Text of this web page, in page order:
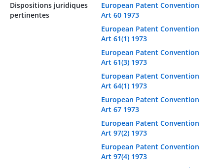
Dispositions juridiques
pertinentes
European Patent Convention
Art 60 1973
European Patent Convention
Art 61(1) 1973
European Patent Convention
Art 61(3) 1973
European Patent Convention
Art 64(1) 1973
European Patent Convention
Art 67 1973
European Patent Convention
Art 97(2) 1973
European Patent Convention
Art 97(4) 1973